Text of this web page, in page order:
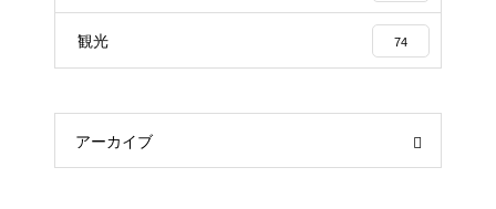
観光 74
アーカイブ